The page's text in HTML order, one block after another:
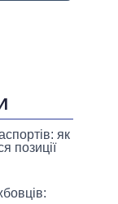
як
позиції